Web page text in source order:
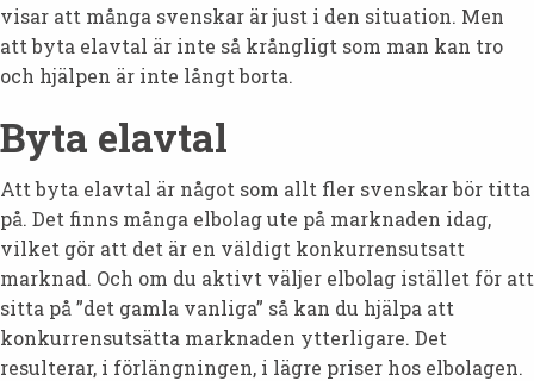
visar att många svenskar är just i den situation. Men
att byta elavtal är inte så krångligt som man kan tro
och hjälpen är inte långt borta.
Byta elavtal
Att byta elavtal är något som allt fler svenskar bör titta
på. Det finns många elbolag ute på marknaden idag,
vilket gör att det är en väldigt konkurrensutsatt
marknad. Och om du aktivt väljer elbolag istället för att
sitta på ”det gamla vanliga” så kan du hjälpa att
konkurrensutsätta marknaden ytterligare. Det
resulterar, i förlängningen, i lägre priser hos elbolagen.